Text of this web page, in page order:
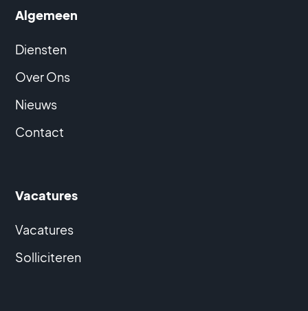
Algemeen
Diensten
Over Ons
Nieuws
Contact
Vacatures
Vacatures
Solliciteren